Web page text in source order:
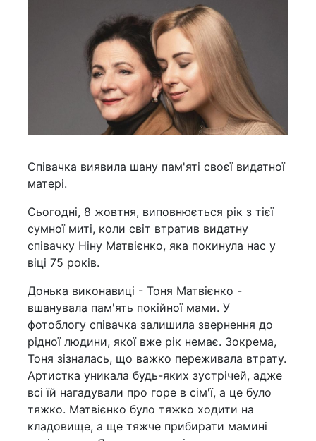
Співачка виявила шану пам'яті своєї видатної
матері.
Сьогодні, 8 жовтня, виповнюється рік з тієї
сумної миті, коли світ втратив видатну
співачку Ніну Матвієнко, яка покинула нас у
віці 75 років.
Донька виконавиці - Тоня Матвієнко -
вшанувала пам'ять покійної мами. У
фотоблогу співачка залишила звернення до
рідної людини, якої вже рік немає. Зокрема,
Тоня зізналась, що важко переживала втрату.
Артистка уникала будь-яких зустрічей, адже
всі їй нагадували про горе в сім'ї, а це було
тяжко. Матвієнко було тяжко ходити на
кладовище, а ще тяжче прибирати мамині